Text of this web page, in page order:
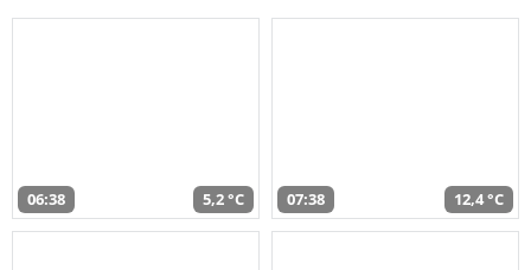
06:38 5,2 °C 07:38 12,4 °C